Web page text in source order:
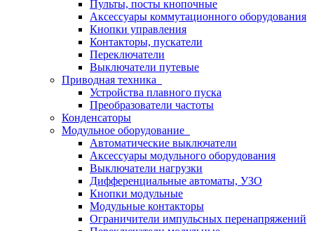
Пульты, посты кнопочные
Аксессуары коммутационного оборудования
Кнопки управления
Контакторы, пускатели
Переключатели
Выключатели путевые
Приводная техника
Устройства плавного пуска
Преобразователи частоты
Конденсаторы
Модульное оборудование
Автоматические выключатели
Аксессуары модульного оборудования
Выключатели нагрузки
Дифференциальные автоматы, УЗО
Кнопки модульные
Модульные контакторы
Ограничители импульсных перенапряжений